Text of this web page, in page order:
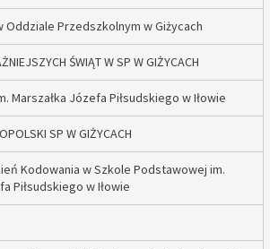
Oddziale Przedszkolnym w Giżycach
ŚWIĄT W SP W GIŻYCACH
Marszałka Józefa Piłsudskiego w Iłowie
SP W GIŻYCACH
Kodowania w Szkole Podstawowej im.
Piłsudskiego w Iłowie